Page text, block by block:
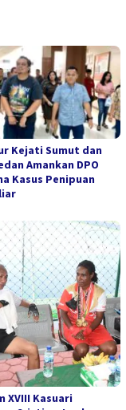
Kejati Sumut dan
Amankan DPO
Kasus Penipuan
XVIII Kasuari